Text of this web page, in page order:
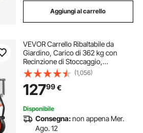
Aggiungi al carrello
VEVOR Carrello Ribaltabile da
Giardino, Carico di 362 kg con
Recinzione di Stoccaggio,
Meccanismo di Scarico Rapido,
Ruote Girevoli, Maniglia Girevole,
Carrello da Giardino per Piante,
Terreno
(1,056)
12799€
Disponibile
Consegna:non appena Mer.
Ago. 12